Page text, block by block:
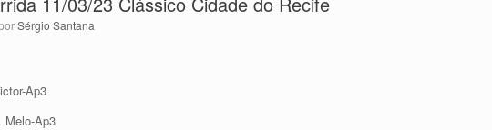
Sérgio Santana
Ap3
Ap3